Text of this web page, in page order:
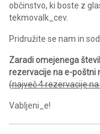
občinstvo, ki boste z
tekmovalk_cev.
Pridružite se nam in
Zaradi omejenega
rezervacije na e-poštni
(največ 4 rezervacije
Vabljeni_e!